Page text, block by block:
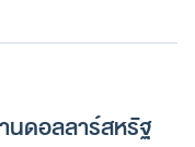
นดอลลาร์สหรัฐ